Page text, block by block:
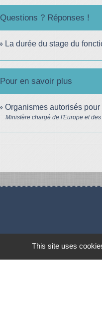
Questions ? Réponses !
La durée du stage du
Pour en savoir plus
Organismes autorisés
Ministère chargé de l'Europe et
This site uses